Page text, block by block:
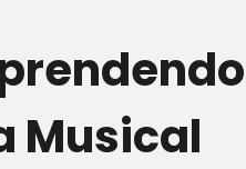
Musical